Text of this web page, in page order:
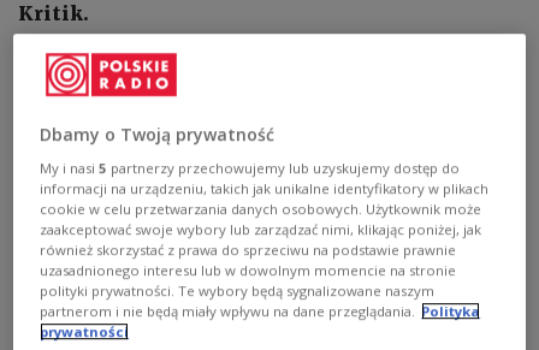
Kritik.
Dbamy o Twoją prywatność
My i nasi5 partnerzy przechowujemy lub uzyskujemy dostęp do
informacji na urządzeniu, takich jak unikalne identyfikatory w plikach
cookie w celu przetwarzania danych osobowych. Użytkownik może
zaakceptować swoje wybory lub zarządzać nimi, klikając poniżej, jak
również skorzystać z prawa do sprzeciwu na podstawie prawnie
uzasadnionego interesu lub w dowolnym momencie na stronie
polityki prywatności. Te wybory będą sygnalizowane naszym
partnerom i nie będą miały wpływu na dane przeglądania.
Polityka
prywatności